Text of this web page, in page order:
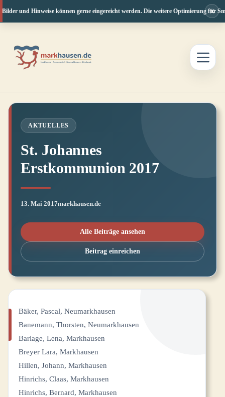
und Hinweise können gerne eingereicht werden. Die weitere Optimierung für
×
springen
AKTUELLES
St. Johannes
Erstkommunion 2017
13. Mai 2017markhausen.de
Alle Beiträge ansehen
Beitrag einreichen
Bäker, Pascal, Neumarkhausen
Banemann, Thorsten, Neumarkhausen
Barlage, Lena, Markhausen
Breyer Lara, Markhausen
Hillen, Johann, Markhausen
Hinrichs, Claas, Markhausen
Hinrichs, Bernard, Markhausen